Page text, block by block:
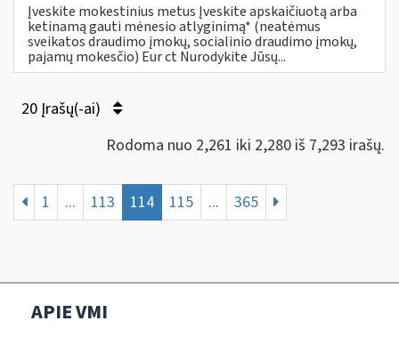
Įveskite mokestinius metus Įveskite apskaičiuotą arba
ketinamą gauti mėnesio atlyginimą* (neatėmus
sveikatos draudimo įmokų, socialinio draudimo įmokų,
pajamų mokesčio) Eur ct Nurodykite Jūsų...
20 Įrašų(-ai)
Rodoma nuo 2,261 iki 2,280 iš 7,293 irašų.
1 ... 113 114 115 ... 365
APIE VMI